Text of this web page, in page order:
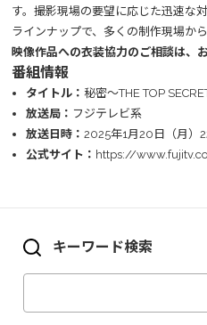
す。撮影現場の要望に応じた迅速な
ラインナップで、多くの制作現場か
映像作品への衣装協力のご相談は、
番組情報
タイトル： 秘密～THE TOP
放送局： フジテレビ系
放送日時： 2025年1月20日（月）
公式サイト： https://
キーワード検索